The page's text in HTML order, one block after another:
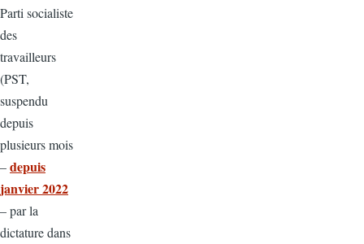
Parti socialiste
des
travailleurs
(PST,
suspendu
depuis
plusieurs mois
–depuis
janvier 2022
– par la
dictature dans